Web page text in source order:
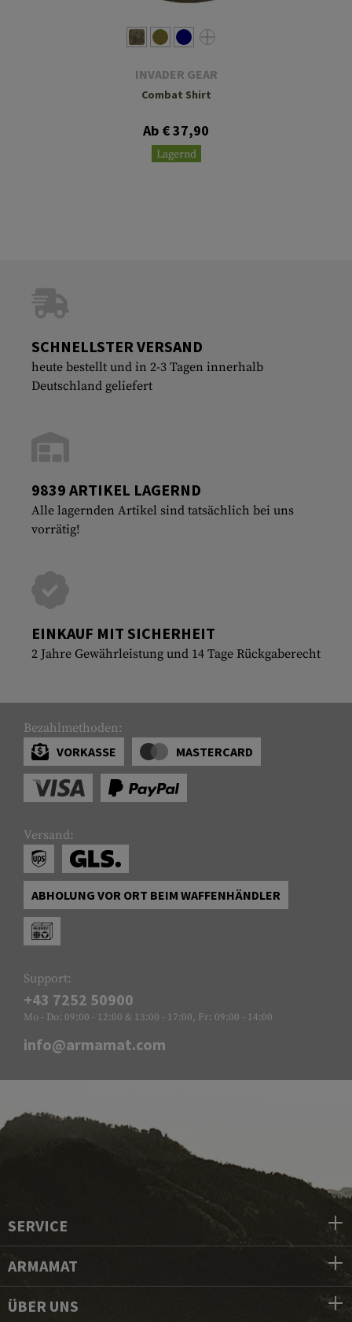
INVADER GEAR
Combat Shirt
Ab € 37,90
Lagernd
SCHNELLSTER VERSAND
heute bestellt und in 2-3 Tagen innerhalb
Deutschland geliefert
9839 ARTIKEL LAGERND
Alle lagernden Artikel sind tatsächlich bei uns
vorrätig!
EINKAUF MIT SICHERHEIT
2 Jahre Gewährleistung und 14 Tage Rückgaberecht
Bezahlmethoden:
VORKASSE
MASTERCARD
Versand:
ABHOLUNG VOR ORT BEIM WAFFENHÄNDLER
Support:
+43 7252 50900
Mo - Do: 09:00 - 12:00 & 13:00 - 17:00, Fr: 09:00 - 14:00
info@armamat.com
SERVICE
ARMAMAT
ÜBER UNS